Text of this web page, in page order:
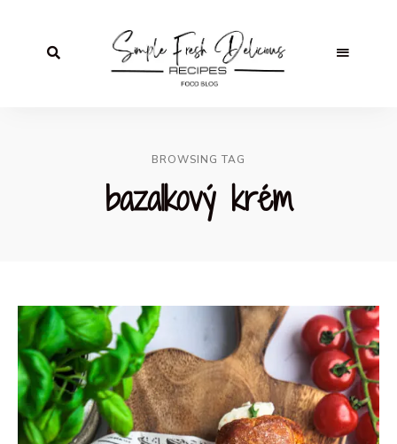
BROWSING TAG
bazalkový krém